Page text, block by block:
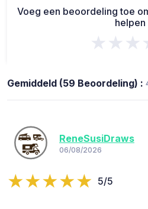
Voeg een beoordeling toe
helpen
Gemiddeld (59 Beoordeling) :
ReneSusiDraws
06/08/2026
5/5